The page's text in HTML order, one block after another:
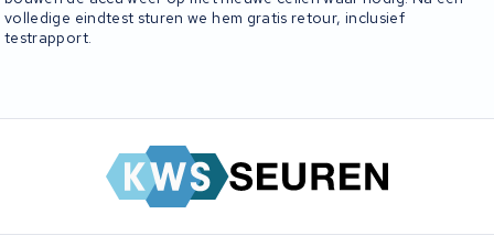
volledige eindtest sturen we hem gratis retour, inclusief
testrapport.